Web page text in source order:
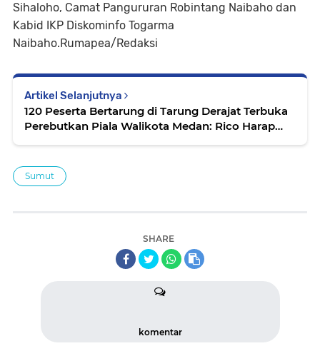
Sihaloho, Camat Pangururan Robintang Naibaho dan
Kabid IKP Diskominfo Togarma
Naibaho.Rumapea/Redaksi
Artikel Selanjutnya
120 Peserta Bertarung di Tarung Derajat Terbuka
Perebutkan Piala Walikota Medan: Rico Harap
Sumut
SHARE
komentar